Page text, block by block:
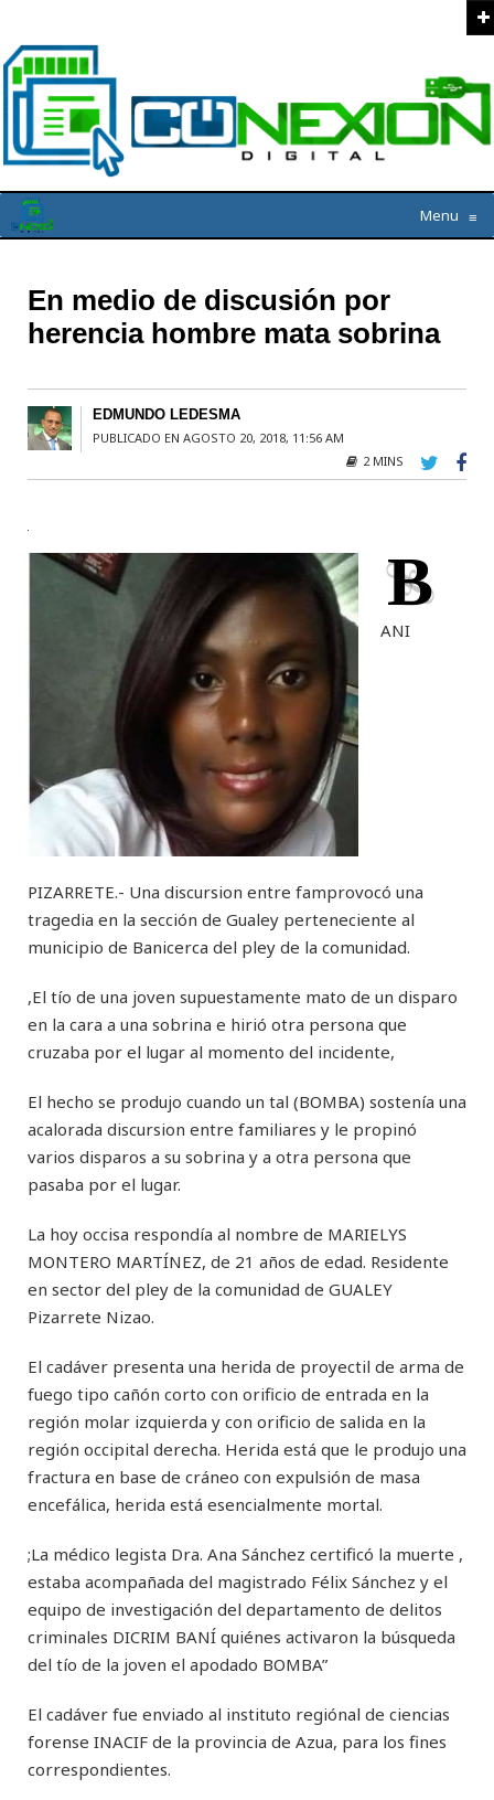
Menu ≡
En medio de discusión por
herencia hombre mata sobrina
EDMUNDO LEDESMA
PUBLICADO EN AGOSTO 20, 2018, 11:56 AM
2 MINS
B
ANI
PIZARRETE.- Una discursion entre famprovocó una
tragedia en la sección de Gualey perteneciente al
municipio de Banicerca del pley de la comunidad.
,El tío de una joven supuestamente mato de un disparo
en la cara a una sobrina e hirió otra persona que
cruzaba por el lugar al momento del incidente,
El hecho se produjo cuando un tal (BOMBA) sostenía una
acalorada discursion entre familiares y le propinó
varios disparos a su sobrina y a otra persona que
pasaba por el lugar.
La hoy occisa respondía al nombre de MARIELYS
MONTERO MARTÍNEZ, de 21 años de edad. Residente
en sector del pley de la comunidad de GUALEY
Pizarrete Nizao.
El cadáver presenta una herida de proyectil de arma de
fuego tipo cañón corto con orificio de entrada en la
región molar izquierda y con orificio de salida en la
región occipital derecha. Herida está que le produjo una
fractura en base de cráneo con expulsión de masa
encefálica, herida está esencialmente mortal.
;La médico legista Dra. Ana Sánchez certificó la muerte ,
estaba acompañada del magistrado Félix Sánchez y el
equipo de investigación del departamento de delitos
criminales DICRIM BANÍ quiénes activaron la búsqueda
del tío de la joven el apodado BOMBA”
El cadáver fue enviado al instituto regiónal de ciencias
forense INACIF de la provincia de Azua, para los fines
correspondientes.